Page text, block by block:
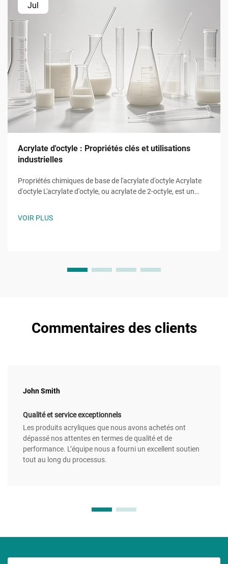
Jul
Acrylate d'octyle : Propriétés clés et utilisations
industrielles
Propriétés chimiques de base de l'acrylate d'octyle Acrylate
d'octyle L'acrylate d'octyle, ou acrylate de 2-octyle, est un
VOIR PLUS
Commentaires des clients
John Smith
Qualité et service exceptionnels
Les produits acryliques que nous avons achetés ont
dépassé nos attentes en termes de qualité et de
performance. L’équipe nous a fourni un excellent soutien
tout au long du processus.